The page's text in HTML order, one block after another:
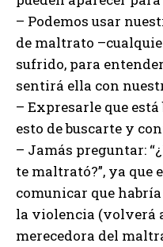
– Podemos usar
de maltrato
sufrido, para
sentirá ella con
– Expresarle que
esto de buscarte y
– Jamás preguntar:
te maltrató?”, ya que
comunicar que
la violencia (volverá
merecedora del